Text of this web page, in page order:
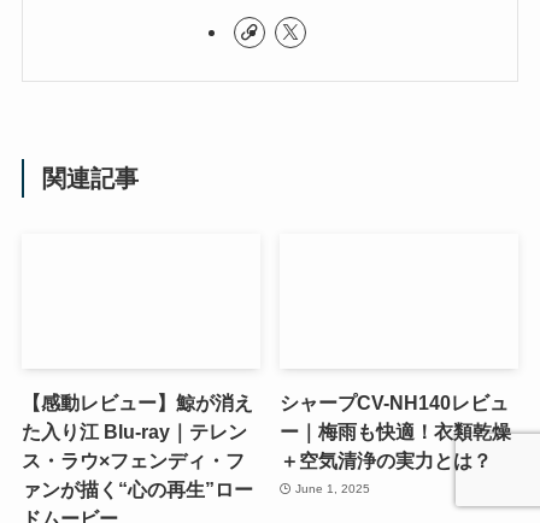
関連記事
【感動レビュー】鯨が消え
た入り江 Blu-ray｜テレン
ス・ラウ×フェンディ・フ
ァンが描く“心の再生”ロー
ドムービー
シャープCV-NH140レビュ
ー｜梅雨も快適！衣類乾燥
＋空気清浄の実力とは？
June 1, 2025